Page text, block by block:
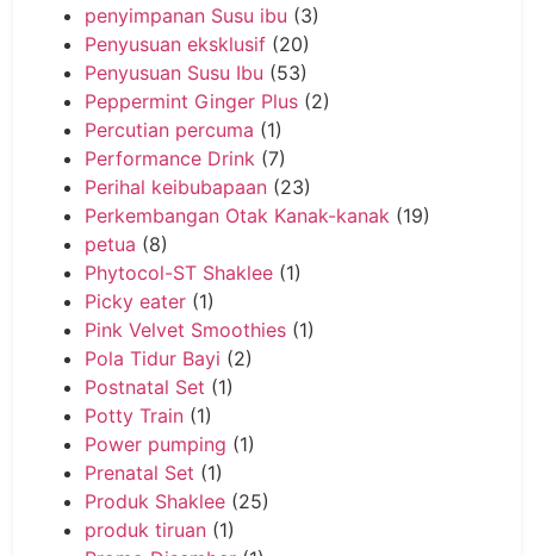
penyimpanan Susu ibu (3)
Penyusuan eksklusif (20)
Penyusuan Susu Ibu (53)
Peppermint Ginger Plus (2)
Percutian percuma (1)
Performance Drink (7)
Perihal keibubapaan (23)
Perkembangan Otak Kanak-kanak (19)
petua (8)
Phytocol-ST Shaklee (1)
Picky eater (1)
Pink Velvet Smoothies (1)
Pola Tidur Bayi (2)
Postnatal Set (1)
Potty Train (1)
Power pumping (1)
Prenatal Set (1)
Produk Shaklee (25)
produk tiruan (1)